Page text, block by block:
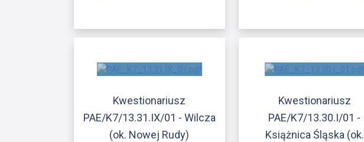
Kwestionariusz
PAE/K7/13.31.IX/01 - Wilcza
(ok. Nowej Rudy)
Kwestionariusz
PAE/K7/13.30.I/01 -
Książnica Śląska (ok.